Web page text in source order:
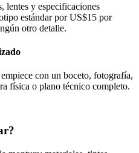
lentes y especificaciones
estándar por US$15 por
otro detalle.
con un boceto, fotografía,
física o plano técnico completo.